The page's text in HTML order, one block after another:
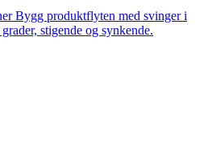
Bygg produktflyten med svinger i
stigende og synkende.